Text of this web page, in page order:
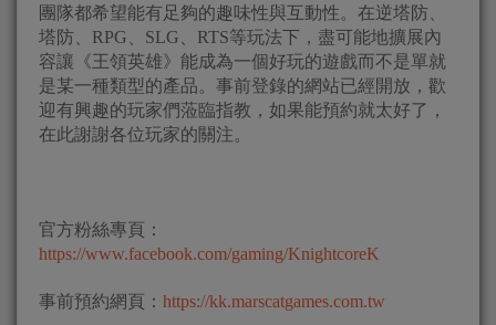
團隊都希望能有足夠的趣味性與互動性。在逆塔防、
塔防、RPG、SLG、RTS等玩法下，盡可能地擴展內
容讓《王領英雄》能成為一個好玩的遊戲而不是單就
是某一種類型的產品。事前登錄的網站已經開放，歡
迎有興趣的玩家們蒞臨指教，如果能預約就太好了，
在此謝謝各位玩家的關注。
官方粉絲專頁：
https://www.facebook.com/gaming/KnightcoreK
事前預約網頁： https://kk.marscatgames.com.tw